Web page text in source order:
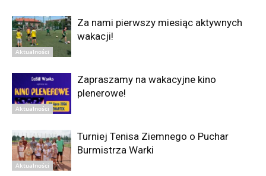
Aktualności
Za nami pierwszy miesiąc aktywnych
wakacji!
Aktualności
Zapraszamy na wakacyjne kino
plenerowe!
Aktualności
Turniej Tenisa Ziemnego o Puchar
Burmistrza Warki